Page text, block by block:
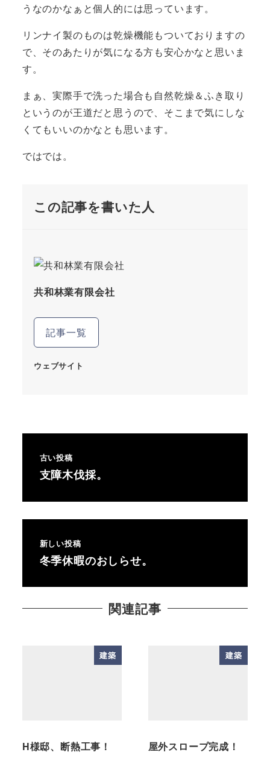
うなのかなぁと個人的には思っています。
リンナイ製のものは乾燥機能もついておりますの
で、そのあたりが気になる方も安心かなと思いま
す。
まぁ、実際手で洗った場合も自然乾燥＆ふき取り
というのが王道だと思うので、そこまで気にしな
くてもいいのかなとも思います。
ではでは。
この記事を書いた人
共和林業有限会社
記事一覧
ウェブサイト
古い投稿
支障木伐採。
新しい投稿
冬季休暇のおしらせ。
関連記事
建築
H様邸、断熱工事！
建築
屋外スロープ完成！